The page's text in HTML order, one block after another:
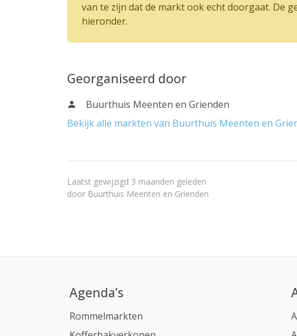
van te zijn dat de markt ook echt doorgaat. De
hieronder.
Georganiseerd door
Buurthuis Meenten en Grienden
Bekijk alle markten van Buurthuis Meenten en
Laatst gewijzigd 3 maanden geleden
door Buurthuis Meenten en Grienden
Agenda’s
Rommelmarkten